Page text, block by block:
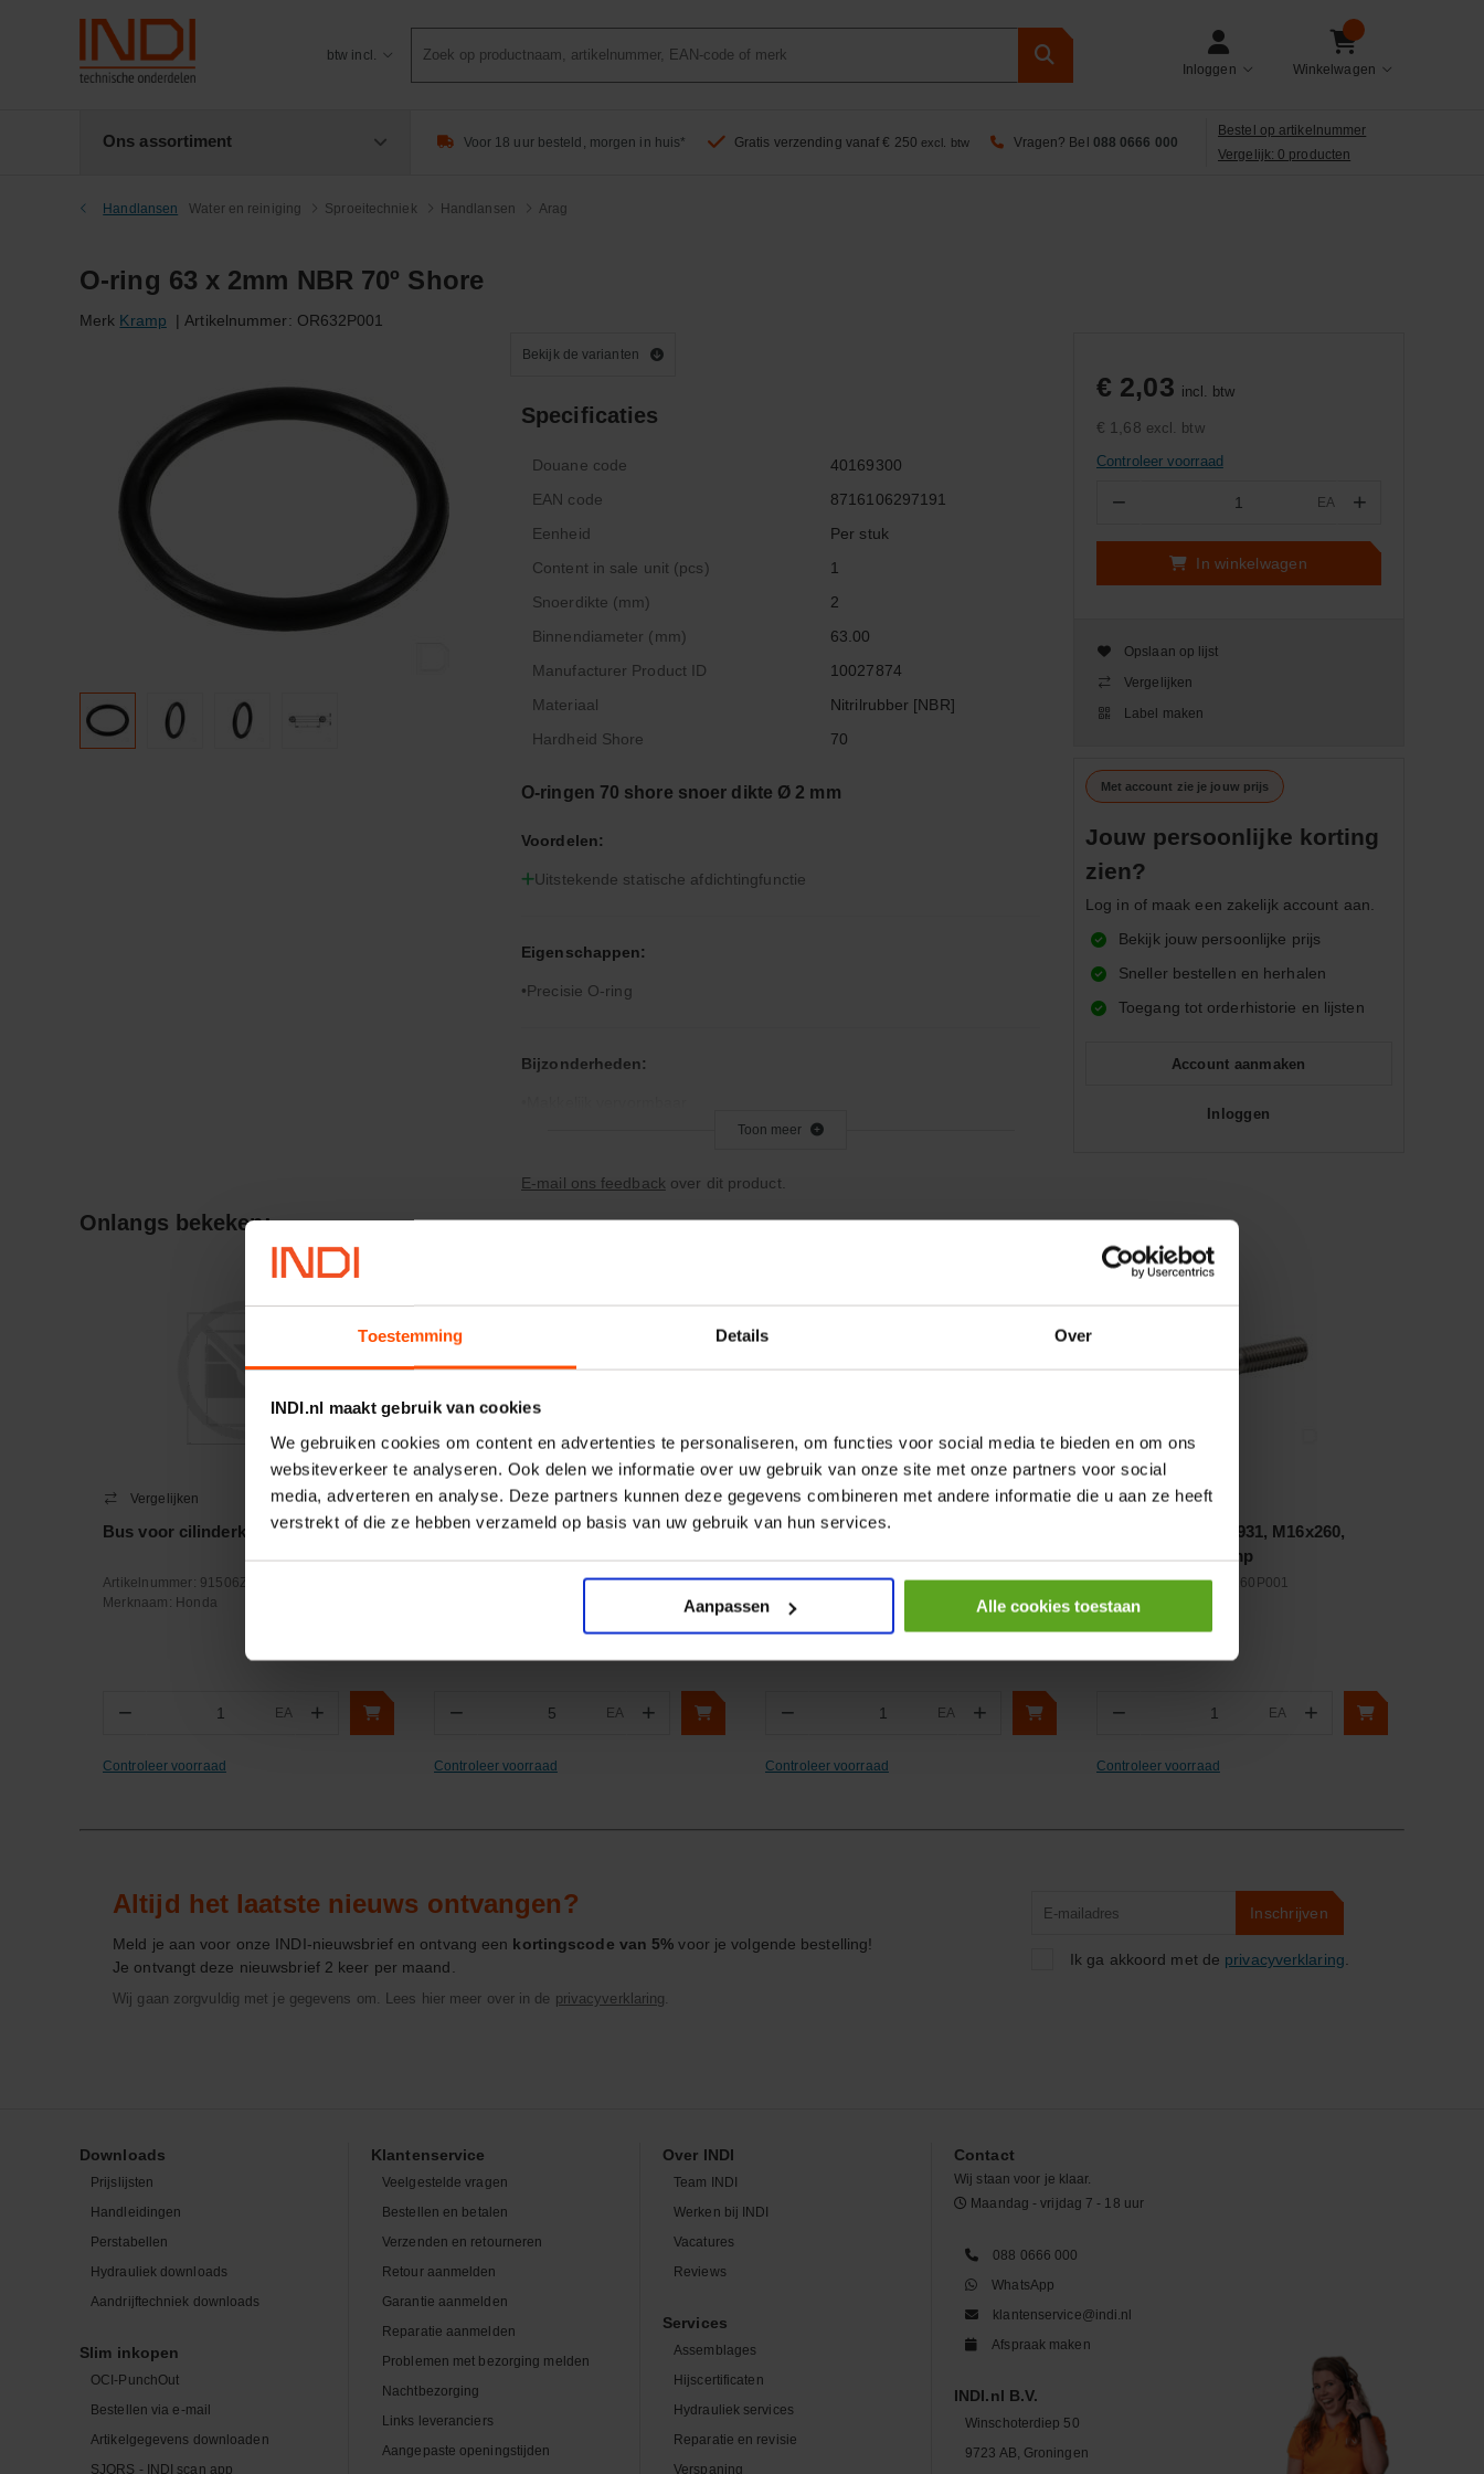
Toestemming Details Over
INDI.nl maakt gebruik van cookies
We gebruiken cookies om content en advertenties te personaliseren, om functies voor social media te bieden en om ons
websiteverkeer te analyseren. Ook delen we informatie over uw gebruik van onze site met onze partners voor social
media, adverteren en analyse. Deze partners kunnen deze gegevens combineren met andere informatie die u aan ze heeft
verstrekt of die ze hebben verzameld op basis van uw gebruik van hun services.
Aanpassen Alle cookies toestaan
btw incl.
zoeken
Inloggen Winkelwagen
Ons assortiment Voor 18 uur besteld, morgen in huis* Gratis verzending vanaf € 250 excl. btw Vragen? Bel 088 0666 000
Bestel op artikelnummer
Vergelijk: 0 producten
Handlansen Water en reiniging Sproeitechniek Handlansen Arag
O-ring 63 x 2mm NBR 70º Shore
Merk Kramp | Artikelnummer: OR632P001
Bekijk de varianten
Specificaties
Douane code
40169300
EAN code
8716106297191
Eenheid
Per stuk
Content in sale unit (pcs)
1
Snoerdikte (mm)
2
Binnendiameter (mm)
63.00
Manufacturer Product ID
10027874
Materiaal
Nitrilrubber [NBR]
Hardheid Shore
70
O-ringen 70 shore snoer dikte Ø 2 mm
Voordelen:
Uitstekende statische afdichtingfunctie
Eigenschappen:
Precisie O-ring
Bijzonderheden:
Toepassingsgebied:
Toon meer
E-mail ons feedback over dit product.
€ 2,03 incl. btw
€ 1,68 excl. btw
Controleer voorraad
− EA +
In winkelwagen
Opslaan op lijst
Vergelijken
Label maken
Met account zie je jouw prijs
Jouw persoonlijke korting
zien?
Log in of maak een zakelijk account aan.
Bekijk jouw persoonlijke prijs
Sneller bestellen en herhalen
Toegang tot orderhistorie en lijsten
Account aanmaken
Inloggen
Onlangs bekeken:
Vergelijken
Bus voor cilinderkopdeksel
Artikelnummer: 91506ZM3000
Merknaam: Honda
− EA +
Controleer voorraad
Vergelijken
Verloopbus PVC 50x40 mm
70500401GP
− EA +
Controleer voorraad
Vergelijken
Ringratel-steeksleutel 17mm
Artikelnummer:467B17
Merknaam:
− EA +
Controleer voorraad
Vergelijken
Zeskantbout, DIN 931, M16x260,
Verzinkt, 8.8, Kramp
Artikelnummer:93116260P001
Merknaam:
− EA +
Controleer voorraad
Altijd het laatste nieuws ontvangen?
Meld je aan voor onze INDI-nieuwsbrief en ontvang een kortingscode van 5% voor je volgende bestelling!
Je ontvangt deze nieuwsbrief 2 keer per maand.
Wij gaan zorgvuldig met je gegevens om. Lees hier meer over in de privacyverklaring.
Inschrijven
Ik ga akkoord met de privacyverklaring
Downloads
Prijslijsten
Handleidingen
Perstabellen
Hydrauliek downloads
Aandrijftechniek downloads
Slim inkopen
OCI-PunchOut
Bestellen via e-mail
Artikelgegevens downloaden
SJORS - INDI scan app
Klantenservice
Veelgestelde vragen
Bestellen en betalen
Verzenden en retourneren
Retour aanmelden
Garantie aanmelden
Reparatie aanmelden
Problemen met bezorging melden
Nachtbezorging
Links leveranciers
Aangepaste openingstijden
Over INDI
Team INDI
Werken bij INDI
Vacatures
Reviews
Services
Assemblages
Hijscertificaten
Hydrauliek services
Reparatie en revisie
Verspaning
Contact
Wij staan voor je klaar.
Maandag - vrijdag 7 - 18 uur
088 0666 000
WhatsApp
klantenservice@indi.nl
Afspraak maken
INDI.nl B.V.
Winschoterdiep 50
9723 AB, Groningen